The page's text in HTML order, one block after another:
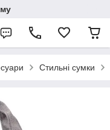
Стильні сумки